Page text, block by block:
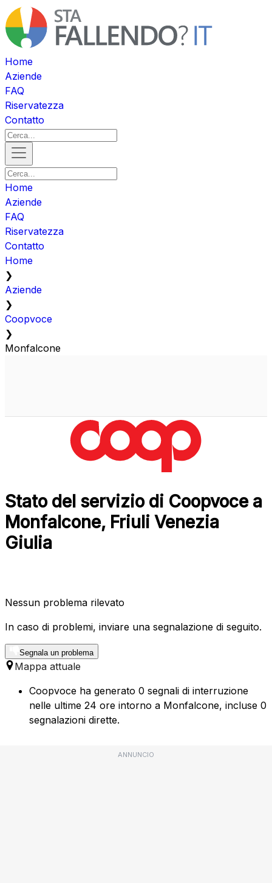
Home
Aziende
FAQ
Riservatezza
Contatto
Home
Aziende
FAQ
Riservatezza
Contatto
Home
❯
Aziende
❯
Coopvoce
❯
Monfalcone
Stato del servizio di Coopvoce a
Monfalcone, Friuli Venezia
Giulia
Nessun problema rilevato
In caso di problemi, inviare una segnalazione di seguito.
Segnala un problema
Mappa attuale
Coopvoce ha generato 0 segnali di interruzione
nelle ultime 24 ore intorno a Monfalcone, incluse 0
segnalazioni dirette.
ANNUNCIO